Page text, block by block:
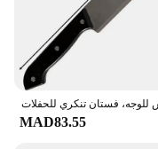
MAD83.55